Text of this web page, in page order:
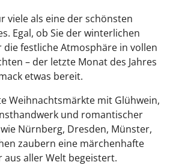
viele als eine der schönsten
Egal, ob Sie der winterlichen
festliche Atmosphäre in vollen
– der letzte Monat des Jahres
etwas bereit.
Weihnachtsmärkte mit Glühwein,
und romantischer
Nürnberg, Dresden, Münster,
zaubern eine märchenhafte
aus aller Welt begeistert.